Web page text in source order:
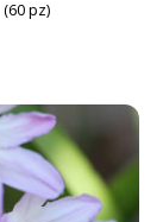
(60 pz)